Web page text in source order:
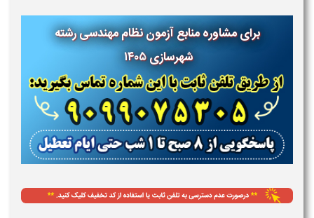
برای مشاوره منابع آزمون نظام مهندسی رشته
شهرسازی۱۴۰۵